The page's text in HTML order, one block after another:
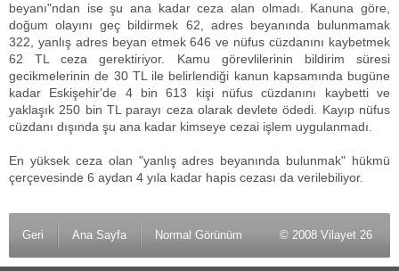
beyanı"ndan ise şu ana kadar ceza alan olmadı. Kanuna göre,
doğum olayını geç bildirmek 62, adres beyanında bulunmamak
322, yanlış adres beyan etmek 646 ve nüfus cüzdanını kaybetmek
62 TL ceza gerektiriyor. Kamu görevlilerinin bildirim süresi
gecikmelerinin de 30 TL ile belirlendiği kanun kapsamında bugüne
kadar Eskişehir'de 4 bin 613 kişi nüfus cüzdanını kaybetti ve
yaklaşık 250 bin TL parayı ceza olarak devlete ödedi. Kayıp nüfus
cüzdanı dışında şu ana kadar kimseye cezai işlem uygulanmadı.
En yüksek ceza olan "yanlış adres beyanında bulunmak" hükmü
çerçevesinde 6 aydan 4 yıla kadar hapis cezası da verilebiliyor.
Geri Ana Sayfa Normal Görünüm © 2008 Vilayet 26